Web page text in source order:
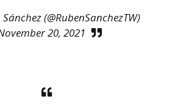
(@RubenSanchezTW)
20, 2021